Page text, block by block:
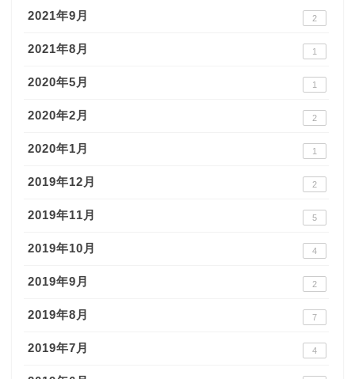
2021年9月 2
2021年8月 1
2020年5月 1
2020年2月 2
2020年1月 1
2019年12月 2
2019年11月 5
2019年10月 4
2019年9月 2
2019年8月 7
2019年7月 4